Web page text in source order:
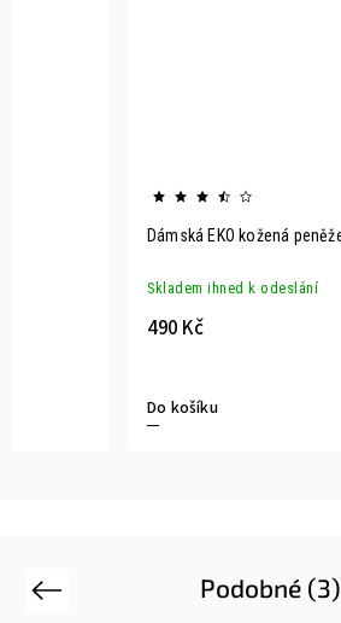
Skladem ihned k odeslání
490 Kč
Do košíku
Podobné (3)
Previous